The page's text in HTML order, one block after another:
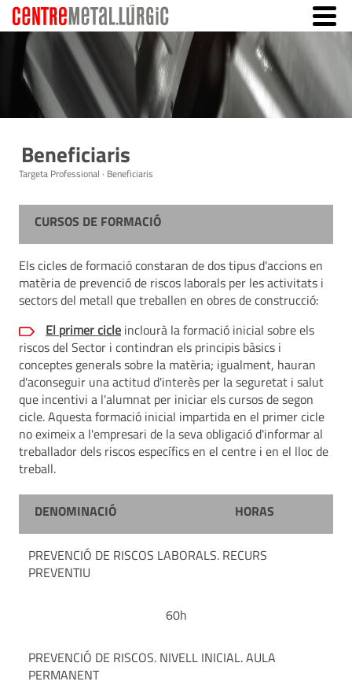
Beneficiaris
Targeta Professional · Beneficiaris
CURSOS DE FORMACIÓ
Els cicles de formació constaran de dos tipus d'accions en
matèria de prevenció de riscos laborals per les activitats i
sectors del metall que treballen en obres de construcció:
El primer cicle inclourà la formació inicial sobre els
riscos del Sector i contindran els principis bàsics i
conceptes generals sobre la matèria; igualment, hauran
d'aconseguir una actitud d'interès per la seguretat i salut
que incentivi a l'alumnat per iniciar els cursos de segon
cicle. Aquesta formació inicial impartida en el primer cicle
no eximeix a l'empresari de la seva obligació d'informar al
treballador dels riscos específics en el centre i en el lloc de
treball.
DENOMINACIÓ HORAS
PREVENCIÓ DE RISCOS LABORALS. RECURS
PREVENTIU
60h
PREVENCIÓ DE RISCOS. NIVELL INICIAL. AULA
PERMANENT